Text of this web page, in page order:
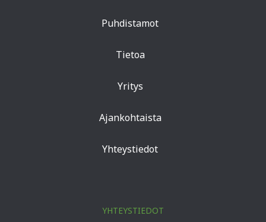
Puhdistamot
Tietoa
Yritys
Ajankohtaista
Yhteystiedot
YHTEYSTIEDOT